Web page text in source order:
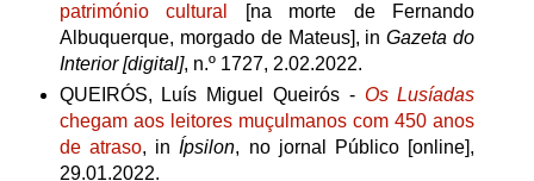
património cultural
[na morte de Fernando
Albuquerque, morgado de Mateus], inGazeta do
Interior[digital], n.º 1727, 2.02.2022.
QUEIRÓS, Luís Miguel Queirós - Os Lusíadas
chegam aos leitores muçulmanos com 450 anos
de atraso, inÍpsilon, no jornal Público [online],
29.01.2022.